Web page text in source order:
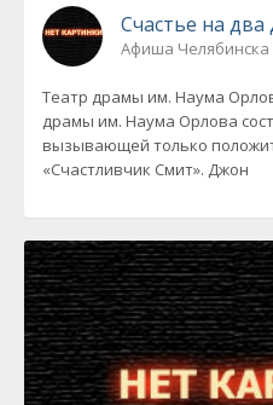
Счастье на два
Афиша Челябинска
Театр драмы им. Наума
драмы им. Наума Орлова
вызывающей только
«Счастливчик Смит». Джон